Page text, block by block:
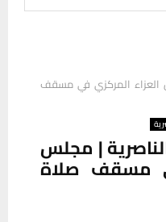
العزاء المركزي في مسقف
| مجلس
مسقف صلاة